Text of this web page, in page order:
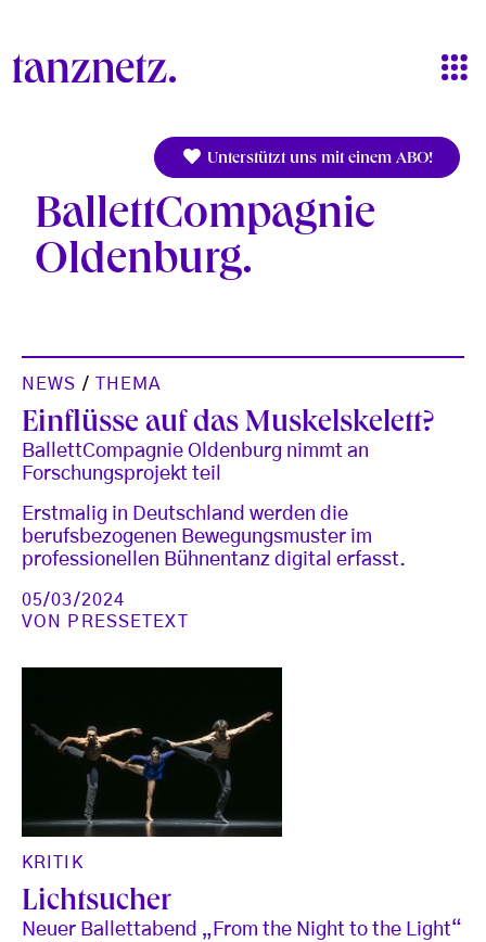
Unterstützt uns mit einem ABO!
BallettCompagnie
Oldenburg
NEWS / THEMA
Einflüsse auf das Muskelskelett?
BallettCompagnie Oldenburg nimmt an
Forschungsprojekt teil
Erstmalig in Deutschland werden die
berufsbezogenen Bewegungsmuster im
professionellen Bühnentanz digital erfasst.
05/03/2024
VON
PRESSETEXT
KRITIK
Lichtsucher
Neuer Ballettabend „From the Night to the Light“